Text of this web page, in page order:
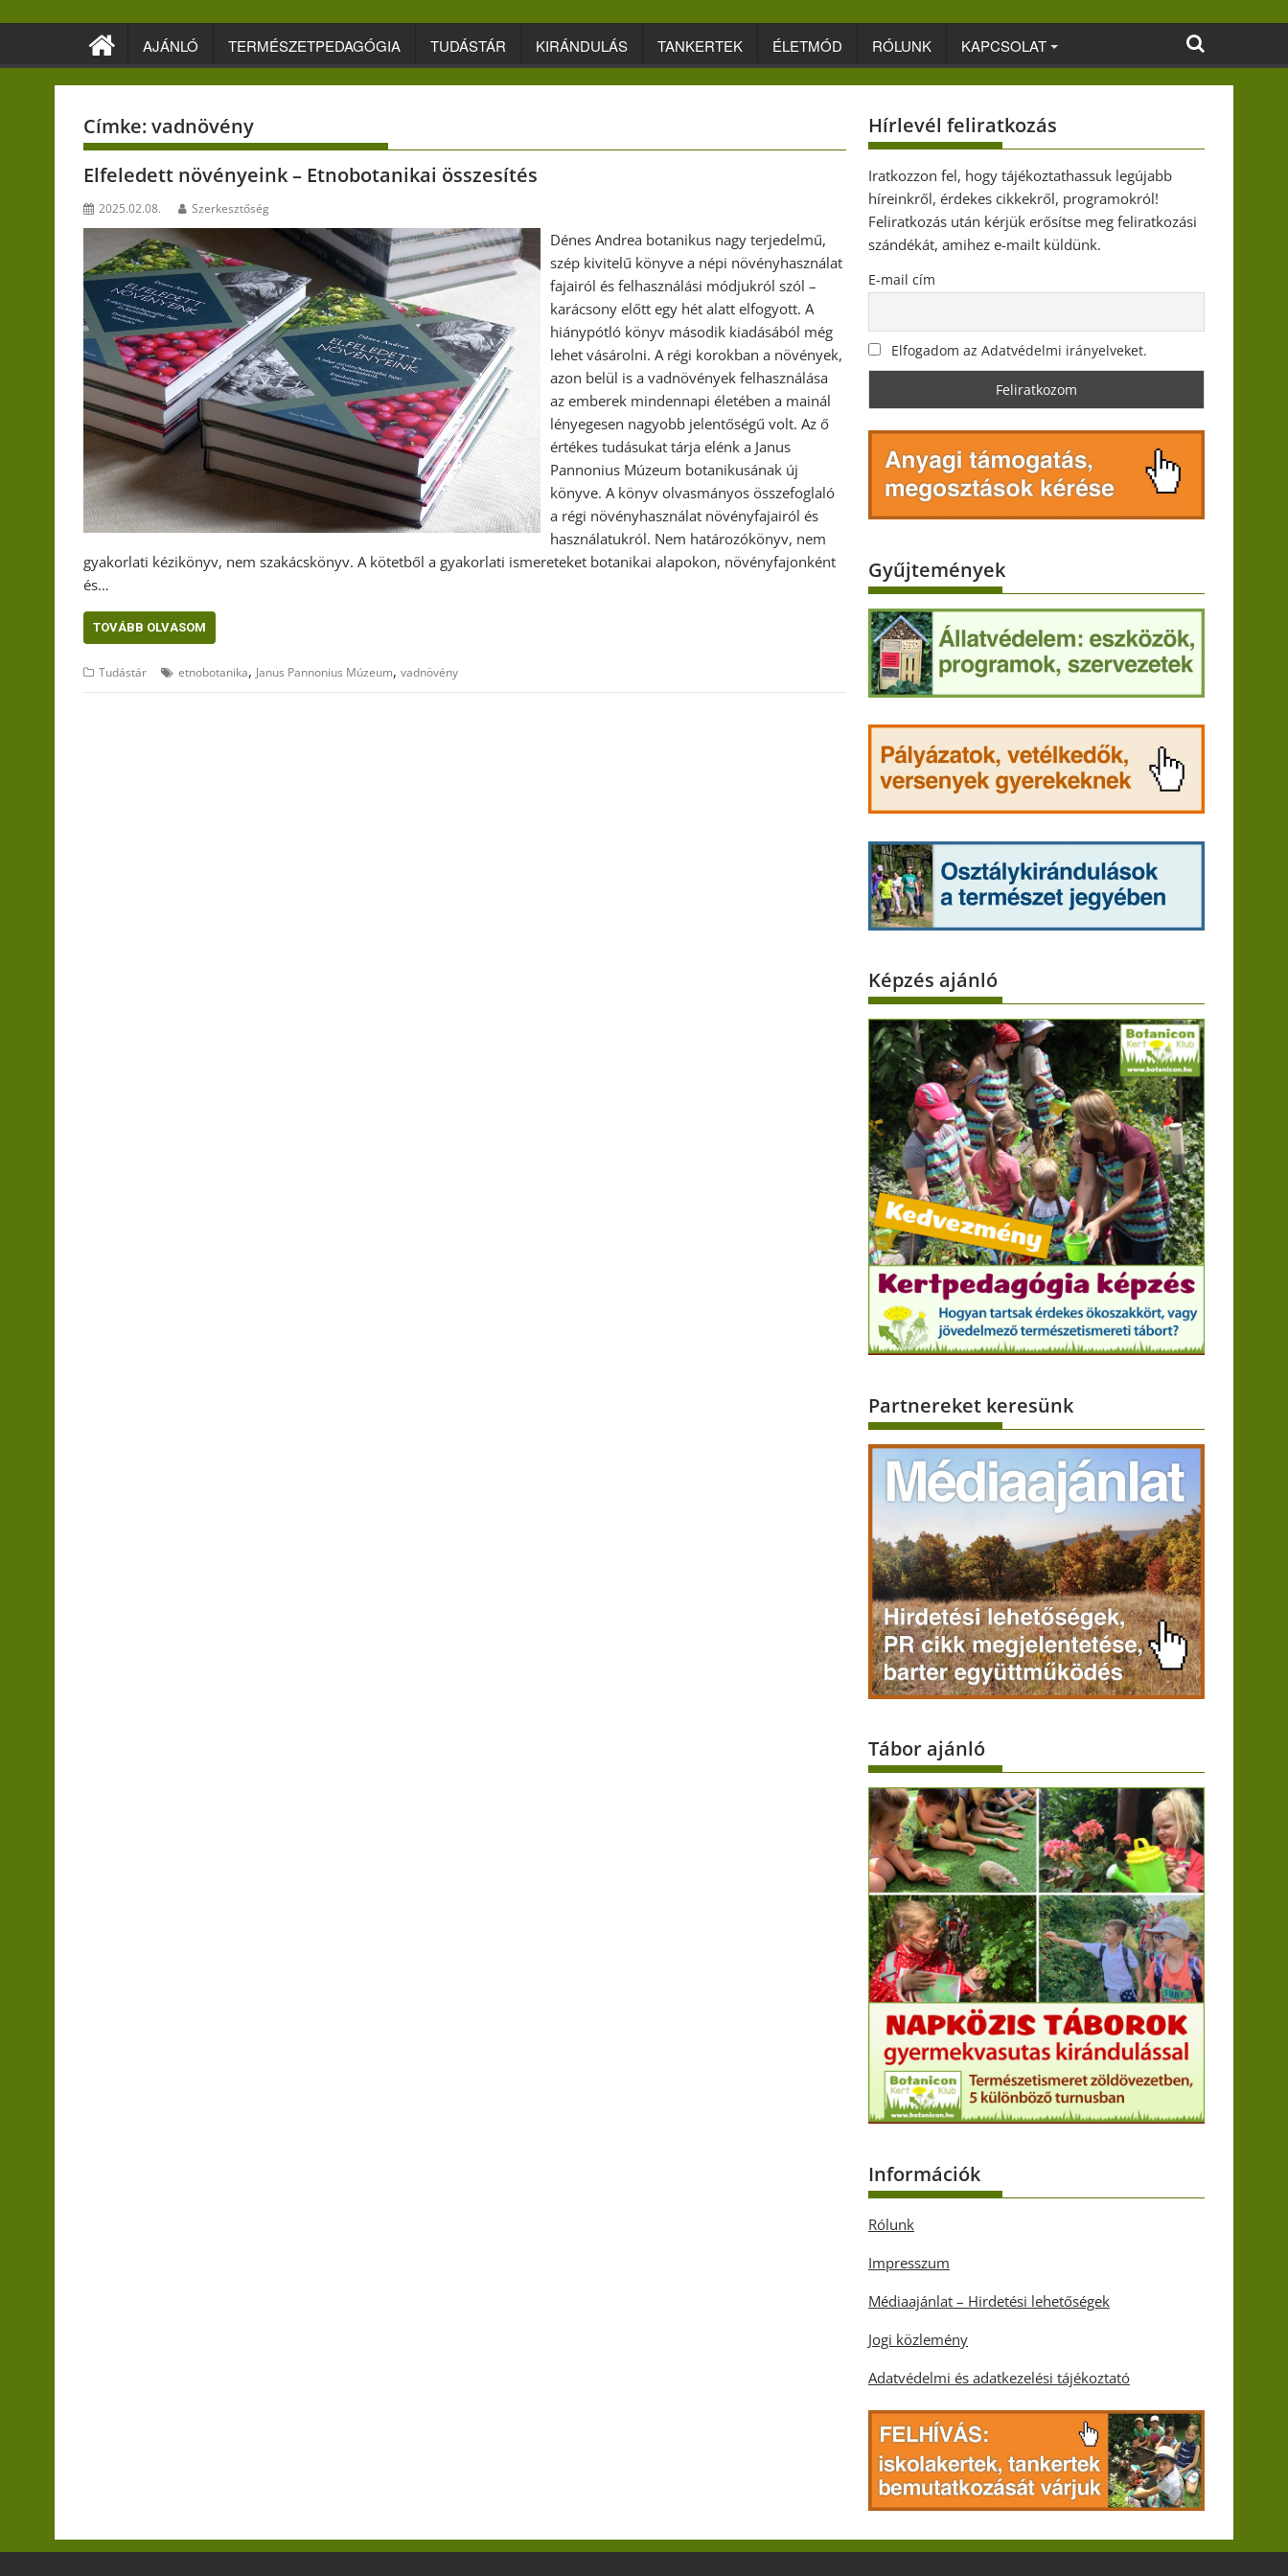
AJÁNLÓ TERMÉSZETPEDAGÓGIA TUDÁSTÁR KIRÁNDULÁS TANKERTEK ÉLETMÓD RÓLUNK KAPCSOLAT
Címke:vadnövény
Elfeledett növényeink – Etnobotanikai összesítés
2025.02.08. Szerkesztőség
Dénes Andrea botanikus nagy terjedelmű,
szép kivitelű könyve a népi növényhasználat
fajairól és felhasználási módjukról szól –
karácsony előtt egy hét alatt elfogyott. A
hiánypótló könyv második kiadásából még
lehet vásárolni. A régi korokban a növények,
azon belül is a vadnövények felhasználása
az emberek mindennapi életében a mainál
lényegesen nagyobb jelentőségű volt. Az ő
értékes tudásukat tárja elénk a Janus
Pannonius Múzeum botanikusának új
könyve. A könyv olvasmányos összefoglaló
a régi növényhasználat növényfajairól és
használatukról. Nem határozókönyv, nem
gyakorlati kézikönyv, nem szakácskönyv. A kötetből a gyakorlati ismereteket botanikai alapokon, növényfajonként
és…
TOVÁBB OLVASOM
Tudástár etnobotanika, Janus Pannonius Múzeum, vadnövény
Hírlevél feliratkozás
Iratkozzon fel, hogy tájékoztathassuk legújabb
híreinkről, érdekes cikkekről, programokról!
Feliratkozás után kérjük erősítse meg feliratkozási
szándékát, amihez e-mailt küldünk.
E-mail cím
Elfogadom az Adatvédelmi irányelveket.
Gyűjtemények
Képzés ajánló
Partnereket keresünk
Tábor ajánló
Információk
Rólunk
Impresszum
Médiaajánlat – Hirdetési lehetőségek
Jogi közlemény
Adatvédelmi és adatkezelési tájékoztató